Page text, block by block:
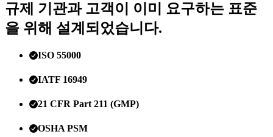
규제 기관과 고객이 이미 요구하는 표준
을 위해 설계되었습니다.
ISO 55000
IATF 16949
21 CFR Part 211 (GMP)
OSHA PSM